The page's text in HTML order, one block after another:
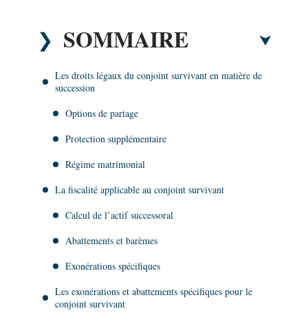
SOMMAIRE
Les droits légaux du conjoint survivant en matière de
succession
Options de partage
Protection supplémentaire
Régime matrimonial
La fiscalité applicable au conjoint survivant
Calcul de l’actif successoral
Abattements et barèmes
Exonérations spécifiques
Les exonérations et abattements spécifiques pour le
conjoint survivant